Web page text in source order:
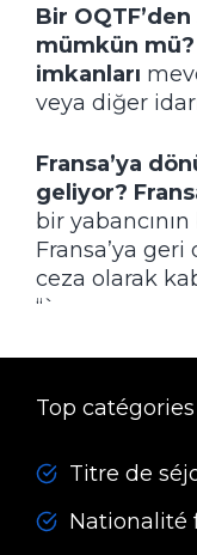
Bir
mümkün mü?
imkanları
veya diğer
Fransa’ya
geliyor?
bir
Fransa’ya
ceza olarak
“`
Top catégories
Titre de
Nationalité